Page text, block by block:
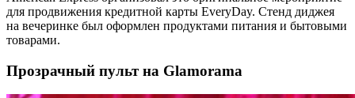
для продвижения кредитной карты EveryDay. Стенд диджея
на вечеринке был оформлен продуктами питания и бытовыми
товарами.
Прозрачный пульт на Glamorama